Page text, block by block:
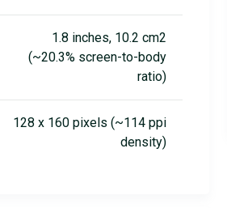
1.8 inches, 10.2 cm2
(~20.3% screen-to-body
ratio)
128 x 160 pixels (~114 ppi
density)